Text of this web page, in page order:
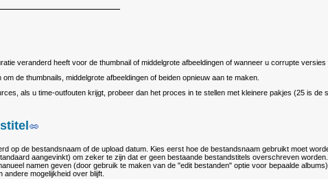
veranderd heeft voor de thumbnail of middelgrote afbeeldingen of wanneer u corrupte versies
de thumbnails, middelgrote afbeeldingen of beiden opnieuw aan te maken.
als u time-outfouten krijgt, probeer dan het proces in te stellen met kleinere pakjes (25 is de
op de bestandsnaam of de upload datum. Kies eerst hoe de bestandsnaam gebruikt moet
aangevinkt) om zeker te zijn dat er geen bestaande bestandstitels overschreven
namen geven (door gebruik te maken van de "edit bestanden" optie voor bepaalde
mogelijkheid over blijft.